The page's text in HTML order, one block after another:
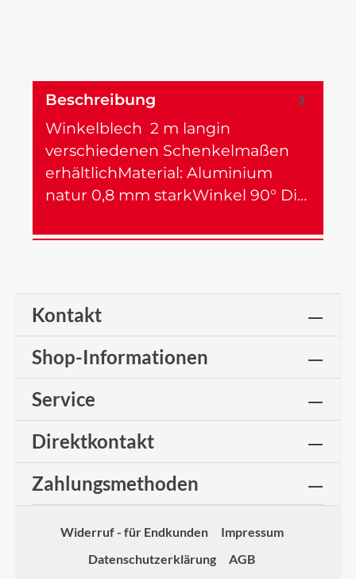
Beschreibung
Winkelblech 2 m langin
verschiedenen Schenkelmaßen
erhältlichMaterial: Aluminium
natur 0,8 mm starkWinkel 90° Di…
Kontakt
Shop-Informationen
Service
Direktkontakt
Zahlungsmethoden
Widerruf - für Endkunden
Impressum
Datenschutzerklärung
AGB